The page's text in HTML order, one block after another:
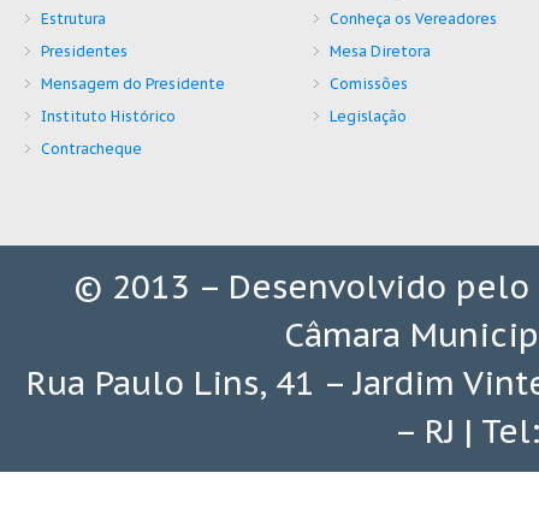
Estrutura
Presidentes
Mensagem do Presidente
Instituto Histórico
Contracheque
Conheça os Vereadores
Mesa Diretora
Comissões
Legislação
© 2013 – Desenvolvido pelo
Câmara
Rua Paulo Lins, 41 – Jardim
– RJ |